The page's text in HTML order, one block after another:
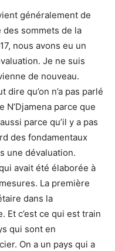
généralement de
sommets de la
nous avons eu un
Je ne suis
de nouveau.
qu’on n’a pas parlé
parce que
parce qu’il y a pas
des fondamentaux
une dévaluation.
avait été élaborée à
La première
dans la
Et c’est ce qui est train
qui sont en
On a un pays qui a